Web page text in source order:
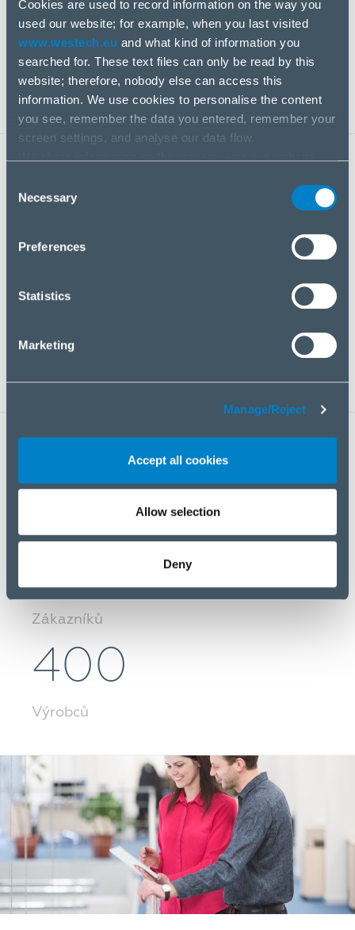
Cookies are used to record information on the way you
used our website; for example, when you last visited
www.westech.eu and what kind of information you
searched for. These text files can only be read by this
website; therefore, nobody else can access this
information. We use cookies to personalise the content
you see, remember the data you entered, remember your
screen settings, and analyse our data flow.
If you agree to this, please click “Accept all cookies”. If
you wish to manage your choice or reject cookies, please
Selection
Necessary
Preferences
Statistics
Marketing
Manage/Reject
Accept all cookies
Allow selection
Deny
Pro poskytovatele řešení zajišťujeme potřebné
kompetence a kapacity pro řešení jedinečných
Rozsáhlé portfolio produktů s mnoha alternativami
40 000
10 000
Zákazníků
400
Výrobců